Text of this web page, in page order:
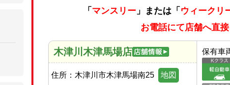
「 マンスリー 」または「 ウィークリ
お電話にて店舗へ直接
木津川木津馬場店
住所： 木津川市木津馬場南25 地図
保有車